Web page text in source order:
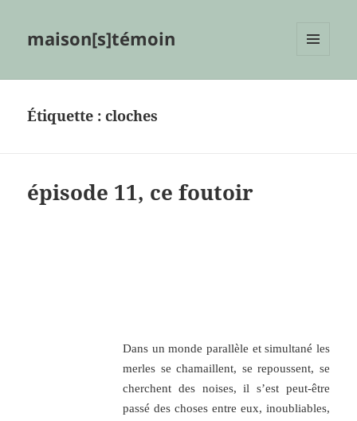
maison[s]témoin
Étiquette :cloches
épisode 11, ce foutoir
Dans un monde parallèle et simultané les
merles se chamaillent, se repoussent, se
cherchent des noises, il s’est peut-être
passé des choses entre eux, inoubliables,